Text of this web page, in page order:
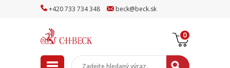
+420733 734348 beck@beck.sk
0